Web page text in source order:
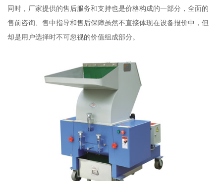
同时，厂家提供的售后服务和支持也是价格构成的一部分，全面的
售前咨询、售中指导和售后保障虽然不直接体现在设备报价中，但
却是用户选择时不可忽视的价值组成部分。